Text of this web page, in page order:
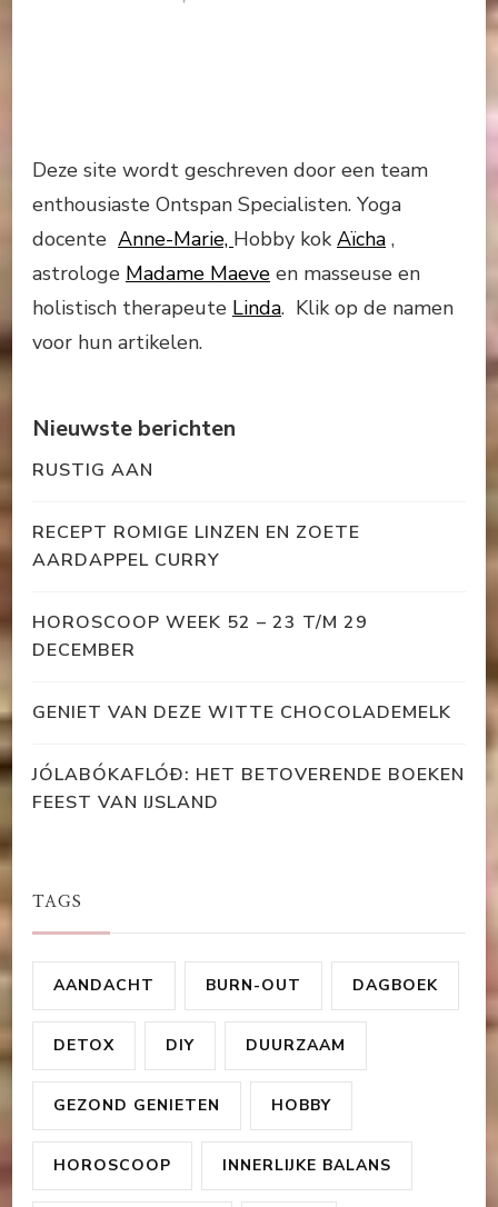
Deze site wordt geschreven door een team
enthousiaste Ontspan Specialisten. Yoga
docente Anne-Marie, Hobby kok Aïcha ,
astrologe Madame Maeve en masseuse en
holistisch therapeute Linda. Klik op de namen
voor hun artikelen.
Nieuwste berichten
RUSTIG AAN
RECEPT ROMIGE LINZEN EN ZOETE
AARDAPPEL CURRY
HOROSCOOP WEEK 52 – 23 T/M 29
DECEMBER
GENIET VAN DEZE WITTE CHOCOLADEMELK
JÓLABÓKAFLÓÐ: HET BETOVERENDE BOEKEN
FEEST VAN IJSLAND
TAGS
AANDACHT BURN-OUT DAGBOEK
DETOX DIY DUURZAAM
GEZOND GENIETEN HOBBY
HOROSCOOP INNERLIJKE BALANS